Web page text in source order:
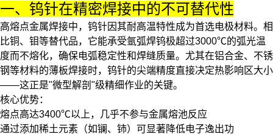
一、钨针在精密焊接中的不可替代性
高熔点金属焊接中， 钨针因其耐高温特性成为首选电极材料。相
比铜、钼等替代品，它能承受氩弧焊钨极超过3000℃的弧光温
度而不熔化，确保电弧稳定性和焊缝质量。尤其在铝合金、不锈
钢等材料的薄板焊接时，钨针的尖端精度直接决定热影响区大小
——这正是"微型解剖"级精细作业的关键。
核心优势：
熔点高达3400℃以上，几乎不参与金属熔池反应
通过添加稀土元素（如镧、铈）可显著降低电子逸出功